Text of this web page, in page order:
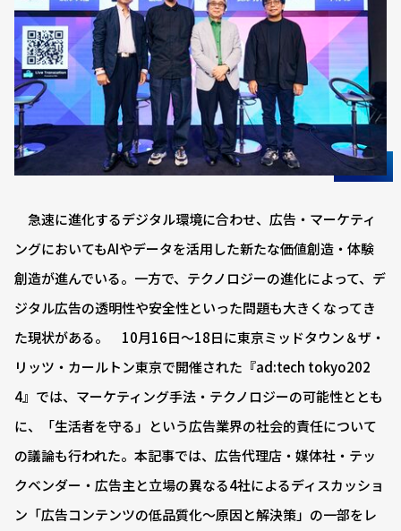
急速に進化するデジタル環境に合わせ、広告・マーケティ
ングにおいてもAIやデータを活用した新たな価値創造・体験
創造が進んでいる。一方で、テクノロジーの進化によって、デ
ジタル広告の透明性や安全性といった問題も大きくなってき
た現状がある。 10月16日～18日に東京ミッドタウン＆ザ・
リッツ・カールトン東京で開催された『ad:tech tokyo202
4』では、マーケティング手法・テクノロジーの可能性ととも
に、「生活者を守る」という広告業界の社会的責任について
の議論も行われた。本記事では、広告代理店・媒体社・テッ
クベンダー・広告主と立場の異なる4社によるディスカッショ
ン「広告コンテンツの低品質化～原因と解決策」の一部をレ